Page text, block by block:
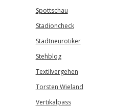
Spottschau
Stadioncheck
Stadtneurotiker
Stehblog
Textilvergehen
Torsten Wieland
Vertikalpass